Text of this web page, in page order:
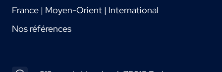
France | Moyen-Orient | International
Nos références